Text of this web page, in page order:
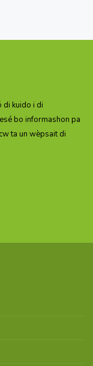
di kuido i di
bo informashon pa
ta un wèpsait di